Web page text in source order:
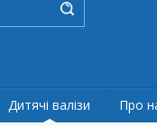
Дитячі валізи Про